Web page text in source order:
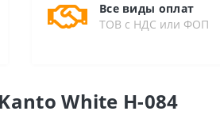
Все виды оплат
ТОВ с НДС или ФОП
White H-084